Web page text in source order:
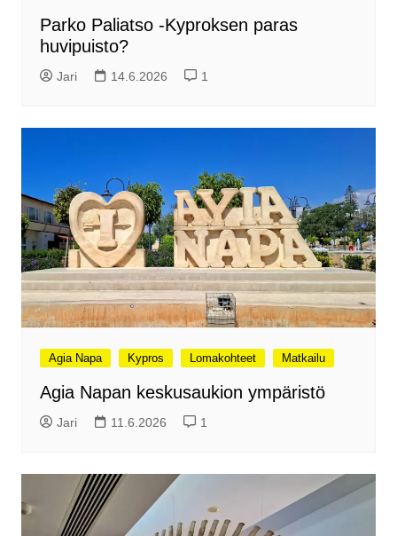
Parko Paliatso -Kyproksen paras
huvipuisto?
Jari 14.6.2026 1
Agia Napa Kypros Lomakohteet Matkailu
Agia Napan keskusaukion ympäristö
Jari 11.6.2026 1